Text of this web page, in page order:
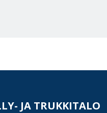
JA TRUKKITALO